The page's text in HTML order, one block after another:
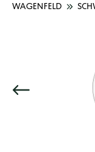
WAGENFELD